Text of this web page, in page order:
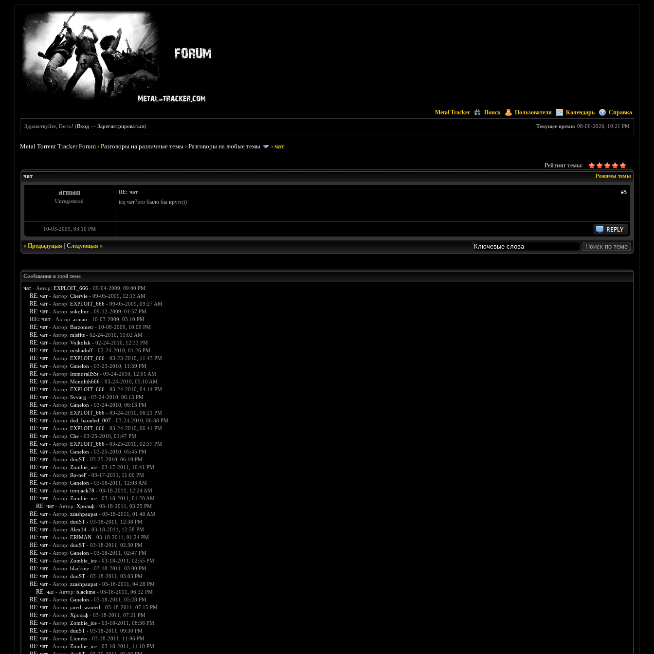
Metal Tracker Поиск Пользователи Календарь Справка
Текущее время: 08-06-2026, 10:21 PM
Здравствуйте, Гость! (Вход —Зарегистрироваться)
Metal Torrent Tracker Forum ›Разговоры на различные темы ›Разговоры на любые темы ›чат
Рейтинг темы:
Режимы темы
чат
arman
Unregistered
#5
RE: чат
icq чат?это было бы круто))
10-03-2009, 03:10 PM
« Предыдущая| Следующая»
Сообщения в этой теме
чат - Автор: EXPLOIT_666- 09-04-2009, 09:00 PM
RE: чат - Автор: Chervie- 09-05-2009, 12:13 AM
RE: чат - Автор: EXPLOIT_666- 09-05-2009, 09:27 AM
RE: чат - Автор: sokolmc- 09-12-2009, 01:57 PM
RE: чат - Автор: arman - 10-03-2009, 03:10 PM
RE: чат - Автор: Barzometr- 10-08-2009, 10:09 PM
RE: чат - Автор: misfits- 02-24-2010, 11:02 AM
RE: чат - Автор: Volkolak - 02-24-2010, 12:33 PM
RE: чат - Автор: mishadoff- 02-24-2010, 01:26 PM
RE: чат - Автор: EXPLOIT_666- 03-23-2010, 11:43 PM
RE: чат - Автор: Ganelon - 03-23-2010, 11:59 PM
RE: чат - Автор: ImmoraliSSt- 03-24-2010, 12:01 AM
RE: чат - Автор: Monolith666- 03-24-2010, 05:10 AM
RE: чат - Автор: EXPLOIT_666- 03-24-2010, 04:14 PM
RE: чат - Автор: Svvarg - 03-24-2010, 06:13 PM
RE: чат - Автор: Ganelon - 03-24-2010, 06:13 PM
RE: чат - Автор: EXPLOIT_666- 03-24-2010, 06:21 PM
RE: чат - Автор: ded_baraded_007- 03-24-2010, 06:38 PM
RE: чат - Автор: EXPLOIT_666- 03-24-2010, 06:41 PM
RE: чат - Автор: Che- 03-25-2010, 01:47 PM
RE: чат - Автор: EXPLOIT_666- 03-25-2010, 02:37 PM
RE: чат - Автор: Ganelon - 03-25-2010, 05:45 PM
RE: чат - Автор: duuST- 03-25-2010, 06:10 PM
RE: чат - Автор: Zombie_ice- 03-17-2011, 10:41 PM
RE: чат - Автор: Ro-neF- 03-17-2011, 11:00 PM
RE: чат - Автор: Ganelon - 03-18-2011, 12:03 AM
RE: чат - Автор: ironjack78 - 03-18-2011, 12:24 AM
RE: чат - Автор: Zombie_ice- 03-18-2011, 01:28 AM
RE: чат - Автор: Хрольф- 03-18-2011, 03:25 PM
RE: чат - Автор: zzashpaupat- 03-18-2011, 01:40 AM
RE: чат - Автор: duuST- 03-18-2011, 12:38 PM
RE: чат - Автор: Alex14- 03-18-2011, 12:58 PM
RE: чат - Автор: ERIMAN- 03-18-2011, 01:24 PM
RE: чат - Автор: duuST- 03-18-2011, 02:30 PM
RE: чат - Автор: Ganelon - 03-18-2011, 02:47 PM
RE: чат - Автор: Zombie_ice- 03-18-2011, 02:55 PM
RE: чат - Автор: blackme- 03-18-2011, 03:00 PM
RE: чат - Автор: duuST- 03-18-2011, 03:03 PM
RE: чат - Автор: zzashpaupat- 03-18-2011, 04:28 PM
RE: чат - Автор: blackme- 03-18-2011, 06:32 PM
RE: чат - Автор: Ganelon - 03-18-2011, 05:28 PM
RE: чат - Автор: jared_wanted - 03-18-2011, 07:15 PM
RE: чат - Автор: Хрольф- 03-18-2011, 07:21 PM
RE: чат - Автор: Zombie_ice- 03-18-2011, 08:38 PM
RE: чат - Автор: duuST- 03-18-2011, 09:30 PM
RE: чат - Автор: Lioness- 03-18-2011, 11:06 PM
RE: чат - Автор: Zombie_ice- 03-18-2011, 11:10 PM